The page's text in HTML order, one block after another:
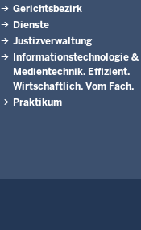
Gerichtsbezirk
Dienste
Justizverwaltung
Informationstechnologie &
Medientechnik. Effizient.
Wirtschaftlich. Vom Fach.
Praktikum